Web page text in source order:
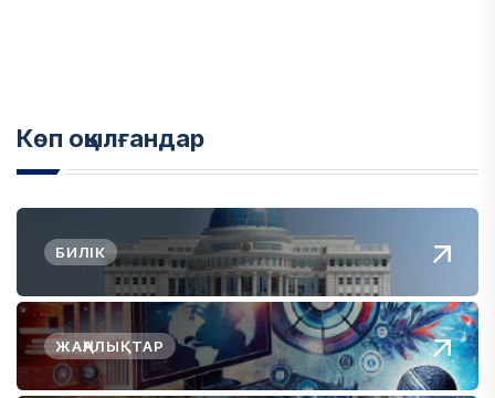
Көп оқылғандар
БИЛІК
ЖАҢАЛЫҚТАР